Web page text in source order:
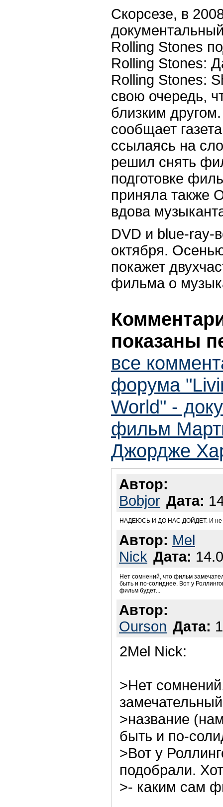
Скорсезе, в
Rolling Stones
Rolling Stones:
Rolling Stones:
свою очередь,
близким
сообщает
ссылаясь на
решил снять
подготовке
приняла также
вдова
DVD и blue-ray-
октября.
покажет
фильма о
показаны
все
форума
World" -
фильм
Джордже
Автор:
Bobjor Дата:
НАДЕЮСЬ И ДО НАС ДОЙДЕТ. И не
Автор: Mel
Nick Дата:
Нет сомнений, что фильм
быть и по-солиднее. Вот у
фильм будет...
Автор:
Ourson Дата:
2Mel Nick:
>Нет
>название
быть и по-
>Вот у
подобрали.
>- каким сам